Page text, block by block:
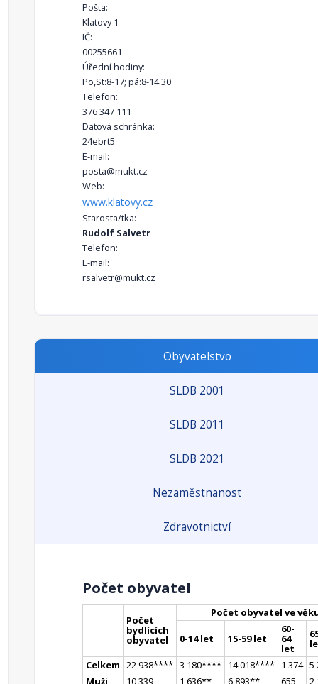
Pošta:
Klatovy 1
IČ:
00255661
Úřední hodiny:
Po,St:8-17; pá:8-14.30
Telefon:
376 347 111
Datová schránka:
24ebrt5
E-mail:
posta@mukt.cz
Web:
www.klatovy.cz
Starosta/tka:
Rudolf Salvetr
Telefon:
E-mail:
rsalvetr@mukt.cz
Obyvatelstvo
SLDB 2001
SLDB 2011
SLDB 2021
Nezaměstnanost
Zdravotnictví
Počet obyvatel
Počet
bydlících
obyvatel
Počet obyvatel ve
0-14 let 15-59 let
60-
64
let
Celkem 22 938**** 3 180**** 14 018**** 1 374 5
Muži
10 339 1 636** 6 893** 655 2